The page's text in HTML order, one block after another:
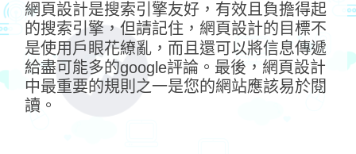
網頁設計是搜索引擎友好，有效且負擔得起
的搜索引擎，但請記住，網頁設計的目標不
是使用戶眼花繚亂，而且還可以將信息傳遞
給盡可能多的google評論。最後，網頁設計
中最重要的規則之一是您的網站應該易於閱
讀。